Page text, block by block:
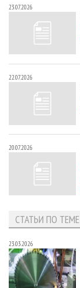
23.07.2026
22.07.2026
20.07.2026
СТАТЬИ ПО ТЕМЕ
23.03.2026